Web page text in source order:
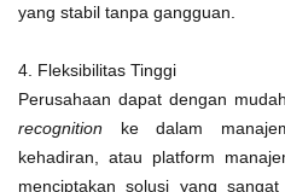
yang stabil tanpa gangguan.
4. Fleksibilitas Tinggi
Perusahaan dapat dengan
recognition ke dalam
kehadiran, atau platform
menciptakan solusi yang